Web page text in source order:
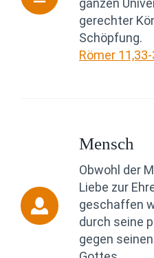
gerechter
Schöpfung.
Römer
Mensch
Obwohl der
Liebe zur
geschaffen
durch seine
gegen